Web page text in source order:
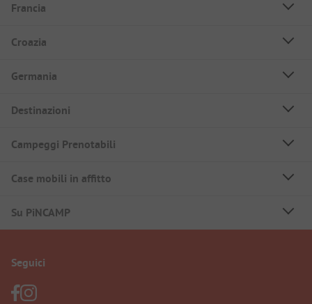
Francia
Croazia
Germania
Destinazioni
Campeggi Prenotabili
Case mobili in affitto
Su PiNCAMP
Seguici